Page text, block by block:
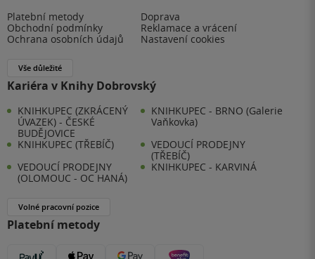
Platební metody
Doprava
Obchodní podmínky
Reklamace a vrácení
Ochrana osobních údajů
Nastavení cookies
Vše důležité
Kariéra v Knihy Dobrovský
KNIHKUPEC (ZKRÁCENÝ
ÚVAZEK) - ČESKÉ
BUDĚJOVICE
KNIHKUPEC - BRNO (Galerie
Vaňkovka)
KNIHKUPEC (TŘEBÍČ)
VEDOUCÍ PRODEJNY
(TŘEBÍČ)
VEDOUCÍ PRODEJNY
(OLOMOUC - OC HANÁ)
KNIHKUPEC - KARVINÁ
Volné pracovní pozice
Platební metody